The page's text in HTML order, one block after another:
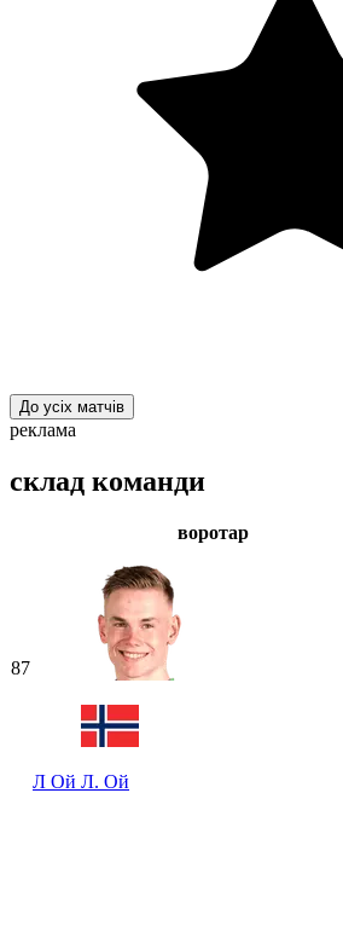
До усіх матчів
реклама
склад команди
воротар
87
Л Ой Л. Ой